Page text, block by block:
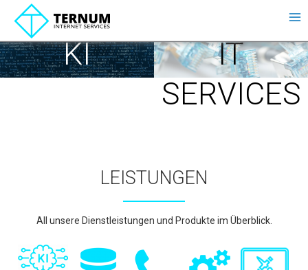
Inhalt
springen
KI
IT
SERVICES
LEISTUNGEN
All unsere Dienstleistungen und Produkte im Überblick.